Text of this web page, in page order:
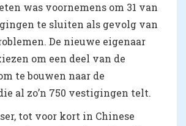
was voornemens om 31 van
te sluiten als gevolg van
De nieuwe eigenaar
om een deel van de
te bouwen naar de
al zo’n 750 vestigingen telt.
tot voor kort in Chinese